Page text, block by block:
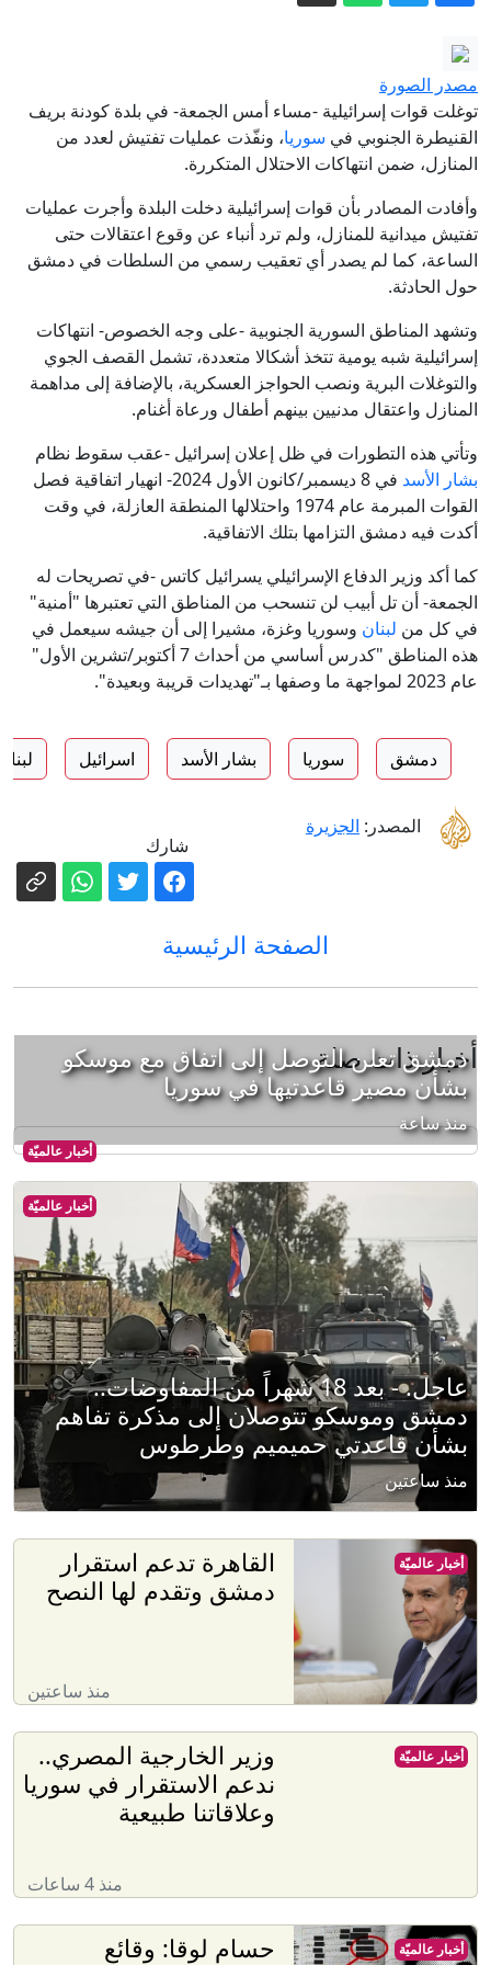
تهدد حياة السودانيين
عاجل. - بعد 18 شهراً من المفاوضات..
دمشق وموسكو تتوصلان إلى مذكرة تفاهم
بشأن قاعدتي حميميم وطرطوس
رغم فقدانه البصر.. رجل يتحدى واقعه
ويصنع خبز التورتيلا عن طريق اللمس
الدفاع الروسية: تحرير بلدتين في دونيتسك
استدعاء رئيس الإدارة المدنية بوسط
دارفور إلى نيالا
مصدر الصورة
توغلت قوات إسرائيلية -مساء أمس الجمعة- في بلدة كودنة بريف
القنيطرة الجنوبي في سوريا، ونفّذت عمليات تفتيش لعدد من
المنازل، ضمن انتهاكات الاحتلال المتكررة.
وأفادت المصادر بأن قوات إسرائيلية دخلت البلدة وأجرت عمليات
تفتيش ميدانية للمنازل، ولم ترد أنباء عن وقوع اعتقالات حتى
الساعة، كما لم يصدر أي تعقيب رسمي من السلطات في دمشق
حول الحادثة.
وتشهد المناطق السورية الجنوبية -على وجه الخصوص- انتهاكات
إسرائيلية شبه يومية تتخذ أشكالا متعددة، تشمل القصف الجوي
والتوغلات البرية ونصب الحواجز العسكرية، بالإضافة إلى مداهمة
المنازل واعتقال مدنيين بينهم أطفال ورعاة أغنام.
وتأتي هذه التطورات في ظل إعلان إسرائيل -عقب سقوط نظام
بشار الأسد
في 8 ديسمبر/كانون الأول 2024- انهيار اتفاقية فصل
القوات المبرمة عام 1974 واحتلالها المنطقة العازلة، في وقت
أكدت فيه دمشق التزامها بتلك الاتفاقية.
كما أكد وزير الدفاع الإسرائيلي يسرائيل كاتس -في تصريحات له
الجمعة- أن تل أبيب لن تنسحب من المناطق التي تعتبرها "أمنية"
في كل من لبنان وسوريا وغزة، مشيرا إلى أن جيشه سيعمل في
هذه المناطق "كدرس أساسي من أحداث 7 أكتوبر/تشرين الأول"
عام 2023 لمواجهة ما وصفها بـ"تهديدات قريبة وبعيدة".
دمشق سوريا بشار الأسد اسرائيل
المصدر: الجزيرة
شارك
الصفحة الرئيسية
أخبار ذات صلة
أخبار عالميّة
دمشق تعلن التوصل إلى اتفاق مع موسكو
بشأن مصير قاعدتيها في سوريا
منذ ساعة
أخبار عالميّة
عاجل. - بعد 18 شهراً من المفاوضات..
دمشق وموسكو تتوصلان إلى مذكرة تفاهم
بشأن قاعدتي حميميم وطرطوس
منذ ساعتين
القاهرة تدعم استقرار
دمشق وتقدم لها النصح
منذ ساعتين
أخبار عالميّة
وزير الخارجية المصري..
ندعم الاستقرار في سوريا
وعلاقاتنا طبيعية
منذ 4 ساعات
أخبار عالميّة
حسام لوقا: وقائع
أخبار عالميّة